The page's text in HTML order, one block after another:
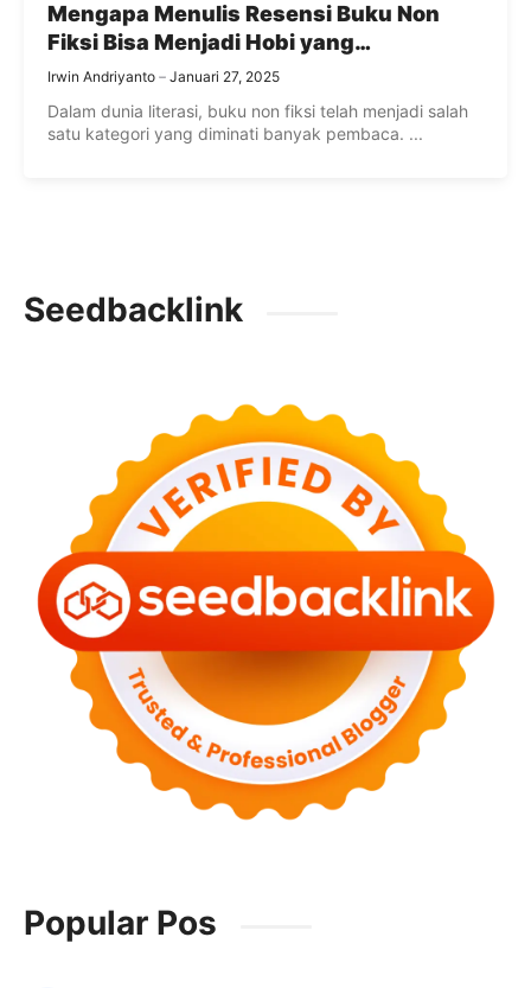
Mengapa Menulis Resensi Buku Non
Fiksi Bisa Menjadi Hobi yang
Menguntungkan?
Irwin Andriyanto Januari 27, 2025
Dalam dunia literasi, buku non fiksi telah menjadi salah
satu kategori yang diminati banyak pembaca. ...
Seedbacklink
Popular Pos